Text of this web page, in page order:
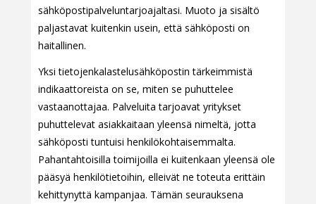
sähköpostipalveluntarjoajaltasi. Muoto ja sisältö
paljastavat kuitenkin usein, että sähköposti on
haitallinen.
Yksi tietojenkalastelusähköpostin tärkeimmistä
indikaattoreista on se, miten se puhuttelee
vastaanottajaa. Palveluita tarjoavat yritykset
puhuttelevat asiakkaitaan yleensä nimeltä, jotta
sähköposti tuntuisi henkilökohtaisemmalta.
Pahantahtoisilla toimijoilla ei kuitenkaan yleensä ole
pääsyä henkilötietoihin, elleivät ne toteuta erittäin
kehittynyttä kampanjaa. Tämän seurauksena